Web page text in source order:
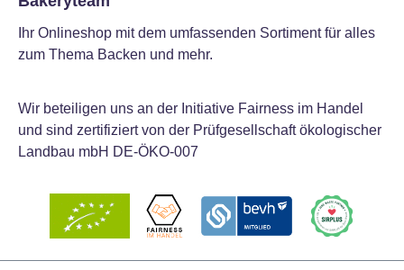
Ihr Onlineshop mit dem umfassenden Sortiment für alles
zum Thema Backen und mehr.
Wir beteiligen uns an der Initiative Fairness im Handel
und sind zertifiziert von der Prüfgesellschaft ökologischer
Landbau mbH DE-ÖKO-007